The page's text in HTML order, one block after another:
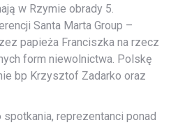
w Rzymie obrady 5.
Santa Marta Group –
papieża Franciszka na rzecz
form niewolnictwa. Polskę
bp Krzysztof Zadarko oraz
reprezentanci ponad